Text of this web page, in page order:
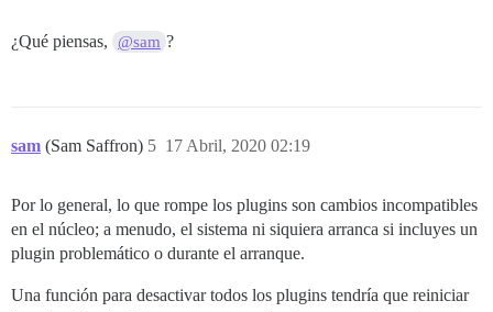
¿Qué piensas, @sam ?
sam (Sam Saffron) 17 Abril, 2020 02:19
5
Por lo general, lo que rompe los plugins son cambios incompatibles
en el núcleo; a menudo, el sistema ni siquiera arranca si incluyes un
plugin problemático o durante el arranque.
Una función para desactivar todos los plugins tendría que reiniciar